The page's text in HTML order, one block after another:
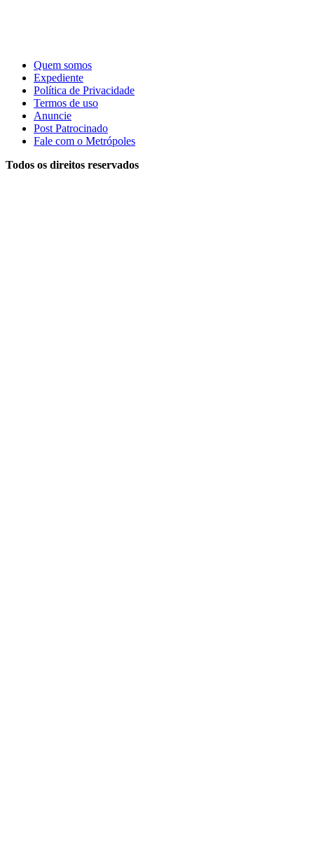
Quem somos
Expediente
Política de Privacidade
Termos de uso
Anuncie
Post Patrocinado
Fale com o Metrópoles
Todos os direitos reservados